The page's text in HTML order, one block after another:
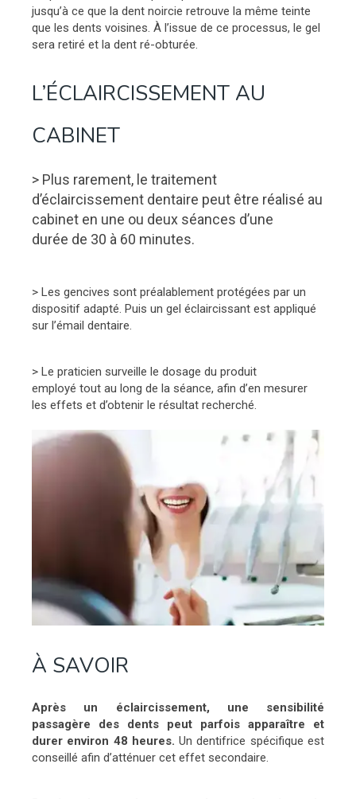
jusqu’à ce que la dent noircie retrouve la même teinte
que les dents voisines. À l’issue de ce processus, le gel
sera retiré et la dent ré-obturée.
L’ÉCLAIRCISSEMENT AU
CABINET
> Plus rarement, le traitement
d’éclaircissement dentaire peut être réalisé au
cabinet en une ou deux séances d’une
durée de 30 à 60 minutes.
> Les gencives sont préalablement protégées par un
dispositif adapté. Puis un gel éclaircissant est appliqué
sur l’émail dentaire.
> Le praticien surveille le dosage du produit
employé tout au long de la séance, afin d’en mesurer
les effets et d’obtenir le résultat recherché.
À SAVOIR
Après un éclaircissement, une sensibilité
passagère des dents peut parfois apparaître et
durer environ 48 heures. Un dentifrice spécifique est
conseillé afin d’atténuer cet effet secondaire.